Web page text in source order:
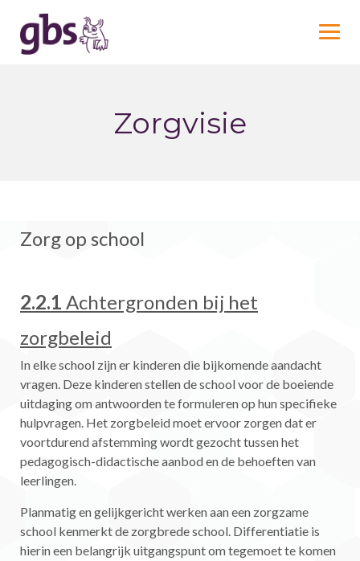
content
Zorgvisie
Zorg op school
2.2.1 Achtergronden bij het
zorgbeleid
In elke school zijn er kinderen die bijkomende aandacht
vragen. Deze kinderen stellen de school voor de boeiende
uitdaging om antwoorden te formuleren op hun specifieke
hulpvragen. Het zorgbeleid moet ervoor zorgen dat er
voortdurend afstemming wordt gezocht tussen het
pedagogisch-didactische aanbod en de behoeften van
leerlingen.
Planmatig en gelijkgericht werken aan een zorgzame
school kenmerkt de zorgbrede school. Differentiatie is
hierin een belangrijk uitgangspunt om tegemoet te komen